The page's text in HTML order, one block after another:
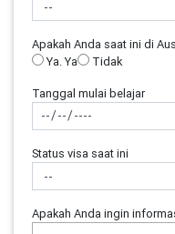
Apakah Anda saat ini di
Ya. Ya
Tidak
Tanggal mulai belajar
Status visa saat ini
Apakah Anda ingin